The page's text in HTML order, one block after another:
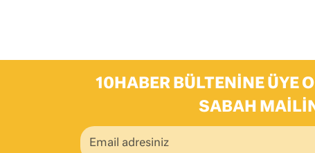
10HABER BÜLTENINE ÜYE
SABAH